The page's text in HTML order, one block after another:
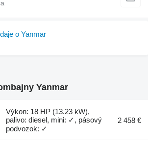
o Yanmar
Yanmar
Výkon: 18 HP (13.23 kW),
palivo: diesel, mini: ✓, pásový
podvozok: ✓
2 458 €